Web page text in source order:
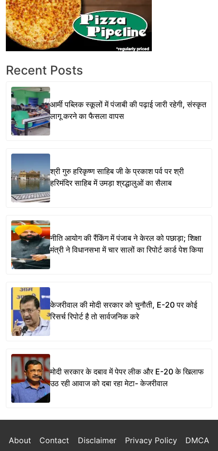
Recent Posts
आर्मी पब्लिक स्कूलों में पंजाबी की पढ़ाई जारी रहेगी, संस्कृत
लागू करने का फैसला वापस
श्री गुरु हरिकृष्ण साहिब जी के प्रकाश पर्व पर श्री
हरिमंदिर साहिब में उमड़ा श्रद्धालुओं का सैलाब
नीति आयोग की रैंकिंग में पंजाब ने केरल को पछाड़ा; शिक्षा
मंत्री ने विधानसभा में चार सालों का रिपोर्ट कार्ड पेश किया
केजरीवाल की मोदी सरकार को चुनौती, E-20 पर कोई
रिसर्च रिपोर्ट है तो सार्वजनिक करे
मोदी सरकार के दबाव में पेपर लीक और E-20 के खिलाफ
उठ रही आवाज को दबा रहा मेटा- केजरीवाल
About Contact Disclaimer Privacy Policy DMCA